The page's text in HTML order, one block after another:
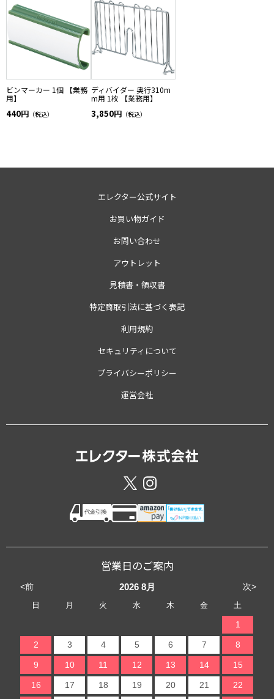
ビンマーカー 1個 【業務
用】
440円 （税込）
ディバイダー 奥行310m
m用 1枚 【業務用】
3,850円（税込）
エレクター公式サイト
お買い物ガイド
お問い合わせ
アウトレット
見積書・領収書
特定商取引法に基づく表記
利用規約
セキュリティについて
プライバシーポリシー
運営会社
営業日のご案内
<前 次>
2026 8月
日 月 火 水 木 金 土
1
2 3 4 5 6 7 8
9 10 11 12 13 14 15
16 17 18 19 20 21 22